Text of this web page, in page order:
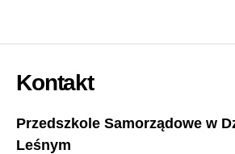
Kontakt
Przedszkole Samorządowe w
Leśnym